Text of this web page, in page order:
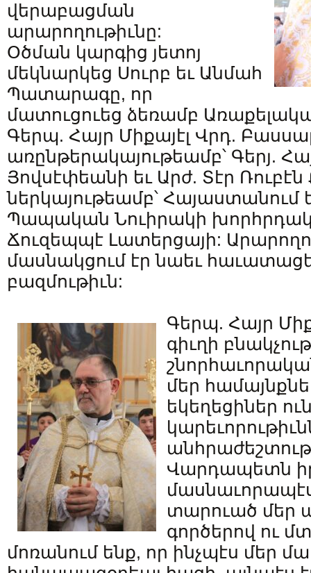
վերաբացման
արարողութիւնը:
Օծման կարգից յետոյ
մեկնարկեց Սուրբ եւ Անմահ
Պատարագը, որ
մատուցուեց ձեռամբ
Գերպ. Հայր Միքայէլ Վրդ.
առընթերակայութեամբ՝ Գերյ.
Յովսէփեանի եւ Արժ. Տէր
ներկայութեամբ՝ Հայաստանում
Պապական Նուիրակի
Ճուզեպպէ Լատերցայի:
մասնակցում էր նաեւ
բազմութիւն:
Գերպ. Հայր
գիւղի
մեր
եկեղեցիներ
Վարդապետն
տարուած մեր
գործերով ու
մոռանում ենք, որ ինչպէս մեր